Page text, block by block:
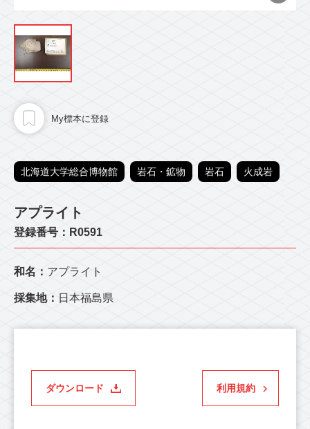
My標本に登録
北海道大学総合博物館 岩石・鉱物 岩石 火成岩
アプライト
登録番号：R0591
和名： アプライト
採集地： 日本福島県
ダウンロード 利用規約